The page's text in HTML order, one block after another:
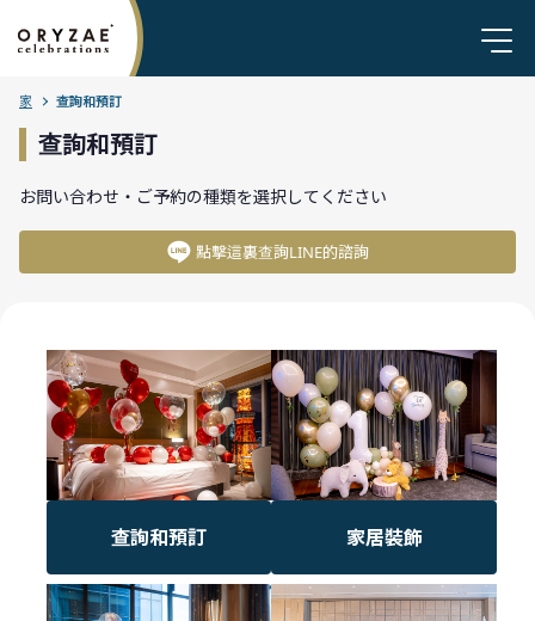
家 查詢和預訂
查詢和預訂
お問い合わせ・ご予約の種類を選択してください
點擊這裏查詢LINE的諮詢
查詢和預訂 家居裝飾